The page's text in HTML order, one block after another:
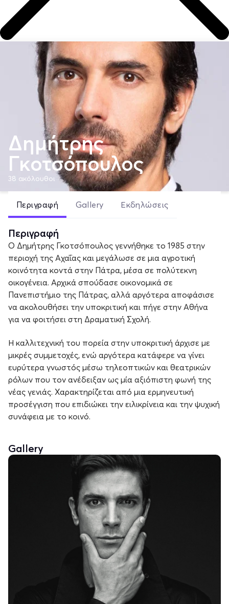
Δημήτρης
Γκοτσόπουλος
38 ακόλουθοι
Περιγραφή Gallery Εκδηλώσεις
Περιγραφή
Ο Δημήτρης Γκοτσόπουλος γεννήθηκε το 1985 στην
περιοχή της Αχαΐας και μεγάλωσε σε μια αγροτική
κοινότητα κοντά στην Πάτρα, μέσα σε πολύτεκνη
οικογένεια. Αρχικά σπούδασε οικονομικά σε
Πανεπιστήμιο της Πάτρας, αλλά αργότερα αποφάσισε
να ακολουθήσει την υποκριτική και πήγε στην Αθήνα
για να φοιτήσει στη Δραματική Σχολή.
Η καλλιτεχνική του πορεία στην υποκριτική άρχισε με
μικρές συμμετοχές, ενώ αργότερα κατάφερε να γίνει
ευρύτερα γνωστός μέσω τηλεοπτικών και θεατρικών
ρόλων που τον ανέδειξαν ως μία αξιόπιστη φωνή της
νέας γενιάς. Χαρακτηρίζεται από μια ερμηνευτική
προσέγγιση που επιδιώκει την ειλικρίνεια και την ψυχική
συνάφεια με το κοινό.
Gallery